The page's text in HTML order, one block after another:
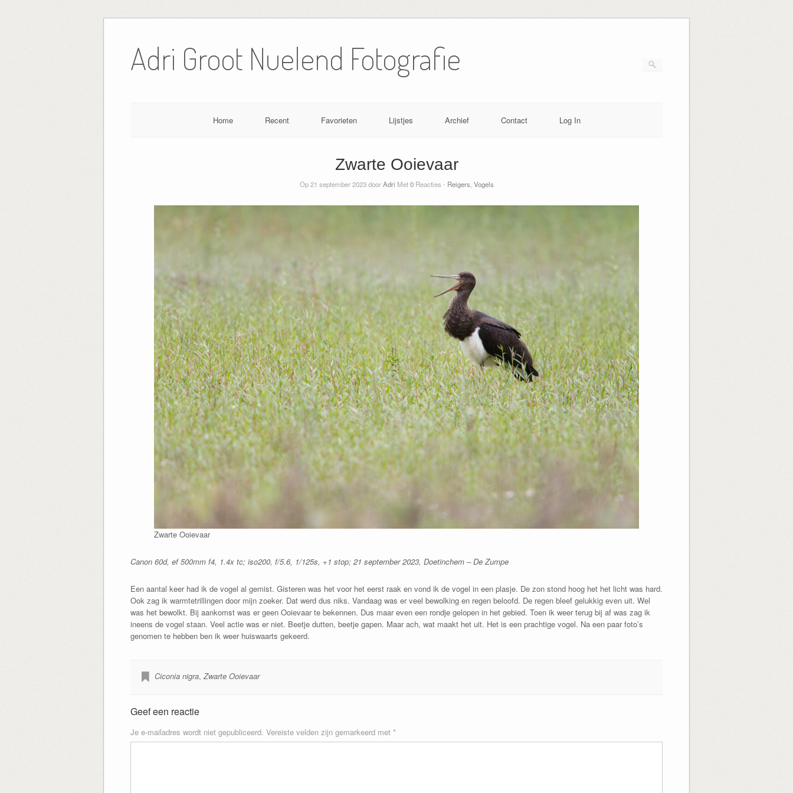
de
inhoud
Adri Groot Nuelend Fotografie
Home Recent Favorieten Lijstjes Archief Contact Log In
Zwarte Ooievaar
Op 21 september 2023 doorAdri Met0Reacties - Reigers Vogels
Zwarte Ooievaar
Canon 60d, ef 500mm f4, 1.4x tc; iso200, f/5.6, 1/125s, +1 stop; 21 september 2023, Doetinchem – De Zumpe
Een aantal keer had ik de vogel al gemist. Gisteren was het voor het eerst raak en vond ik de vogel in een plasje. De zon stond hoog het het licht was hard.
Ook zag ik warmtetrillingen door mijn zoeker. Dat werd dus niks. Vandaag was er veel bewolking en regen beloofd. De regen bleef gelukkig even uit. Wel
was het bewolkt. Bij aankomst was er geen Ooievaar te bekennen. Dus maar even een rondje gelopen in het gebied. Toen ik weer terug bij af was zag ik
ineens de vogel staan. Veel actie was er niet. Beetje dutten, beetje gapen. Maar ach, wat maakt het uit. Het is een prachtige vogel. Na een paar foto’s
genomen te hebben ben ik weer huiswaarts gekeerd.
Ciconia nigra,Zwarte Ooievaar
Geef een reactie
Je e-mailadres wordt niet gepubliceerd. Vereiste velden zijn gemarkeerd met *